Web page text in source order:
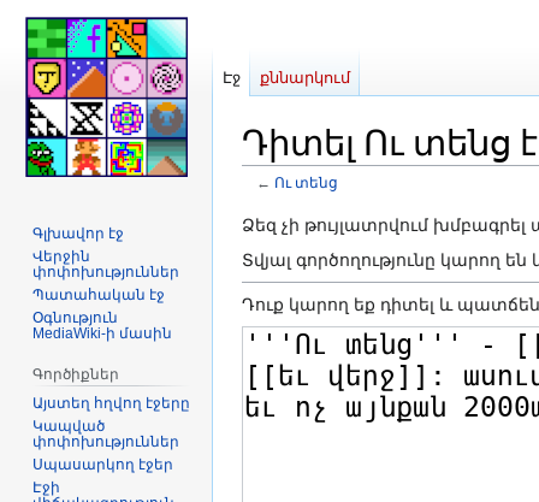
Դիտել Ու տենց
← Ու տենց
Jump
to
Jump
to
Ձեզ չի թույլատրվում
Տվյալ գործողությունը կարող
Դուք կարող եք դիտել և
Էջ քննարկում
Գլխավոր էջ
Վերջին
փոփոխություններ
Պատահական էջ
Օգնություն
MediaWiki-ի մասին
Գործիքներ
Այստեղ հղվող էջերը
Կապված
փոփոխություններ
Սպասարկող էջեր
Էջի